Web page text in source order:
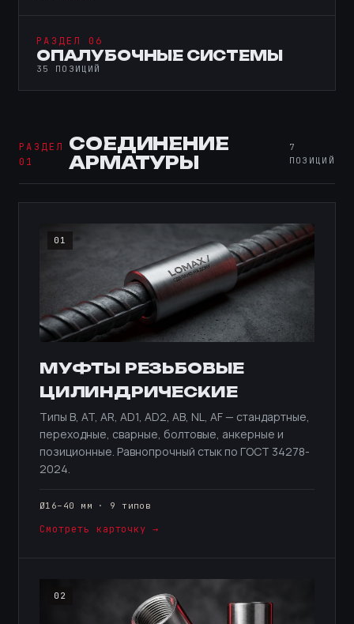
РАЗДЕЛ 06
ОПАЛУБОЧНЫЕ СИСТЕМЫ
35 ПОЗИЦИЙ
РАЗДЕЛ
01
СОЕДИНЕНИЕ
АРМАТУРЫ
7
ПОЗИЦИЙ
01
МУФТЫ РЕЗЬБОВЫЕ
ЦИЛИНДРИЧЕСКИЕ
Типы B, AT, AR, AD1, AD2, AB, NL, AF — стандартные,
переходные, сварные, болтовые, анкерные и
позиционные. Равнопрочный стык по ГОСТ 34278-
2024.
Ø16–40 мм · 9 типов
Смотреть карточку →
02